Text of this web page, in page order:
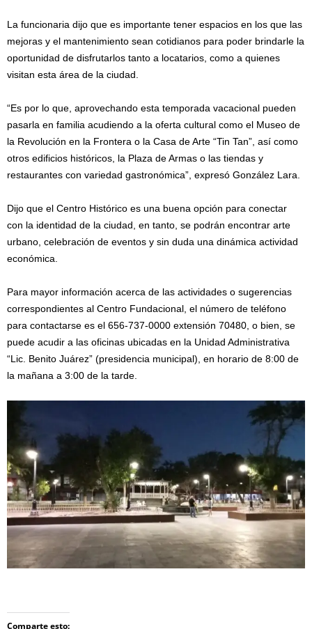
La funcionaria dijo que es importante tener espacios en los que las
mejoras y el mantenimiento sean cotidianos para poder brindarle la
oportunidad de disfrutarlos tanto a locatarios, como a quienes
visitan esta área de la ciudad.
“Es por lo que, aprovechando esta temporada vacacional pueden
pasarla en familia acudiendo a la oferta cultural como el Museo de
la Revolución en la Frontera o la Casa de Arte “Tin Tan”, así como
otros edificios históricos, la Plaza de Armas o las tiendas y
restaurantes con variedad gastronómica”, expresó González Lara.
Dijo que el Centro Histórico es una buena opción para conectar
con la identidad de la ciudad, en tanto, se podrán encontrar arte
urbano, celebración de eventos y sin duda una dinámica actividad
económica.
Para mayor información acerca de las actividades o sugerencias
correspondientes al Centro Fundacional, el número de teléfono
para contactarse es el 656-737-0000 extensión 70480, o bien, se
puede acudir a las oficinas ubicadas en la Unidad Administrativa
“Lic. Benito Juárez” (presidencia municipal), en horario de 8:00 de
la mañana a 3:00 de la tarde.
Comparte esto: